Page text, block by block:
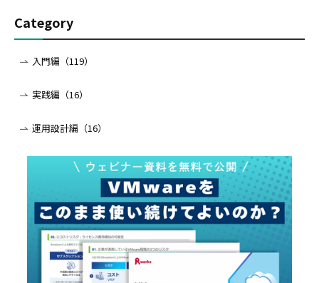
Category
入門編（119）
実践編（16）
運用設計編（16）